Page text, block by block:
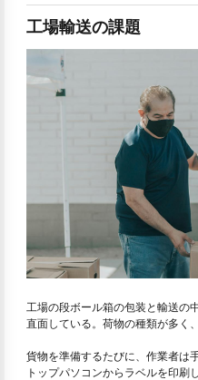
工場輸送の課題
工場の段ボール箱の包装と輸送の
直面している。荷物の種類が多く
貨物を準備するたびに、作業者は
トップパソコンからラベルを印刷